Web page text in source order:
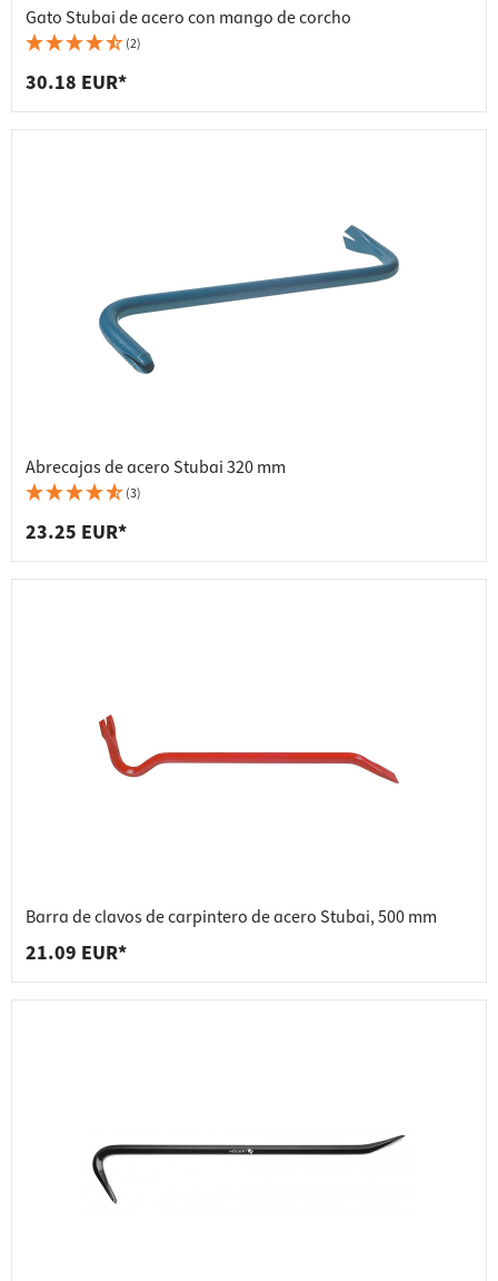
Gato Stubai de acero con mango de corcho
(2)
30.18 EUR*
Abrecajas de acero Stubai 320 mm
(3)
23.25 EUR*
Barra de clavos de carpintero de acero Stubai, 500 mm
21.09 EUR*